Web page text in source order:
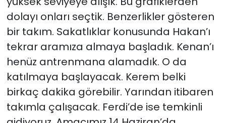
dolayı onları seçtik. Benzerlikler gösteren
bir takım. Sakatlıklar konusunda Hakan’ı
tekrar aramıza almaya başladık. Kenan’ı
henüz antrenmana alamadık. O da
katılmaya başlayacak. Kerem belki
birkaç dakika görebilir. Yarından itibaren
takımla çalışacak. Ferdi’de ise temkinli